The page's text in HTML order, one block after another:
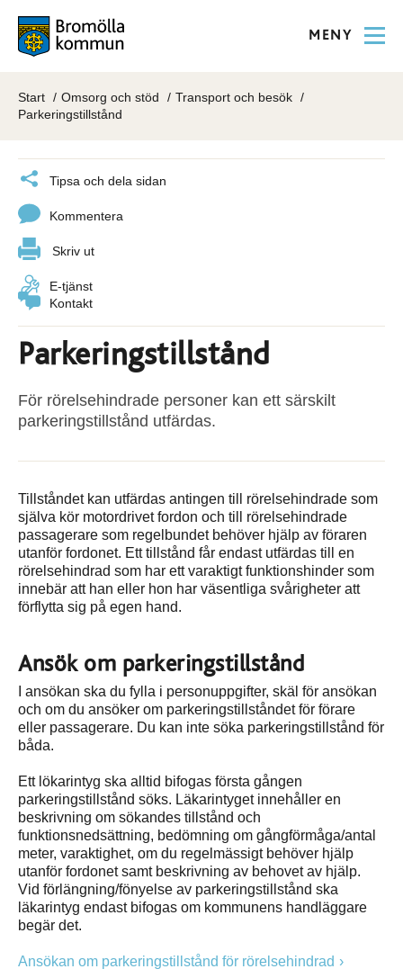
MENY
Start Omsorg och stöd
Transport och besök
Parkeringstillstånd
Tipsa och dela sidan
Kommentera
Skriv ut
E-tjänst
Kontakt
Parkeringstillstånd
För rörelsehindrade personer kan ett särskilt
parkeringstillstånd utfärdas.
Tillståndet kan utfärdas antingen till rörelsehindrade som
själva kör motordrivet fordon och till rörelsehindrade
passagerare som regelbundet behöver hjälp av föraren
utanför fordonet. Ett tillstånd får endast utfärdas till en
rörelsehindrad som har ett varaktigt funktionshinder som
innebär att han eller hon har väsentliga svårigheter att
förflytta sig på egen hand.
Ansök om parkeringstillstånd
I ansökan ska du fylla i personuppgifter, skäl för ansökan
och om du ansöker om parkeringstillståndet för förare
eller passagerare. Du kan inte söka parkeringstillstånd för
båda.
Ett lökarintyg ska alltid bifogas första gången
parkeringstillstånd söks. Läkarintyget innehåller en
beskrivning om sökandes tillstånd och
funktionsnedsättning, bedömning om gångförmåga/antal
meter, varaktighet, om du regelmässigt behöver hjälp
utanför fordonet samt beskrivning av behovet av hjälp.
Vid förlängning/fönyelse av parkeringstillstånd ska
läkarintyg endast bifogas om kommunens handläggare
begär det.
Ansökan om parkeringstillstånd för rörelsehindrad